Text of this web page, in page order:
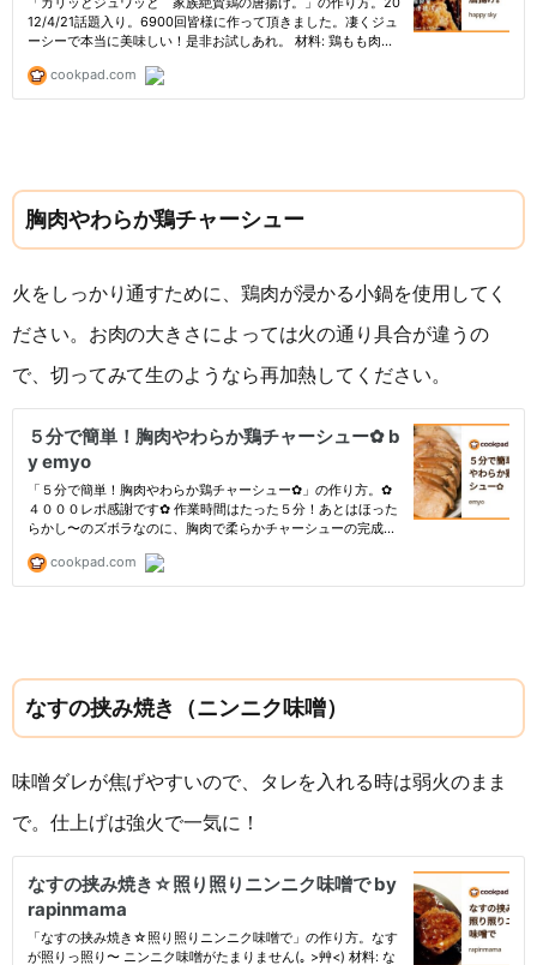
胸肉やわらか鶏チャーシュー
火をしっかり通すために、鶏肉が浸かる小鍋を使用してく
ださい。お肉の大きさによっては火の通り具合が違うの
で、切ってみて生のようなら再加熱してください。
なすの挟み焼き（ニンニク味噌）
味噌ダレが焦げやすいので、タレを入れる時は弱火のまま
で。仕上げは強火で一気に！